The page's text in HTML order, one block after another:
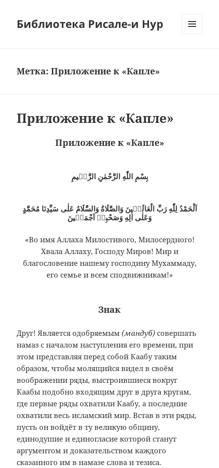
Библиотека Рисале-и Нур
Метка:Приложение к «Капле»
Приложение к «Капле»
Приложение к «Капле»
بِسْمِ اللّٰهِ الرَّحْمٰنِ الرَّحٖيمِ
اَلْحَمْدُ لِلّٰهِ رَبِّ الْعَالَمٖينَ وَالصَّلَاةُ وَالسَّلَامُ عَلٰى سَيِّدِنَا مُحَمَّدٍ
وَعَلٰى اٰلِهِ وَصَحْبِهٖ اَجْمَعٖينَ
«Во имя Аллаха Милостивого, Милосердного!
Хвала Аллаху, Господу Миров! Мир и
благословение нашему господину Мухаммаду,
его семье и всем сподвижникам!»
Знак
Друг! Является одобряемым(мандуб)совершать
намаз с началом наступления его времени, при
этом представляя перед собой Каабу таким
образом, чтобы молящийся видел в своём
воображении ряды, выстроившиеся вокруг
Каабы подобно входящим друг в друга кругам,
где первые ряды охватили Каабу, а последние
охватили весь исламский мир. Встав в эти ряды,
пусть он войдёт в ту великую общину,
единодушие и единогласие которой станут
аргументом и доказательством каждого
сказанного им в намазе слова и тезиса.